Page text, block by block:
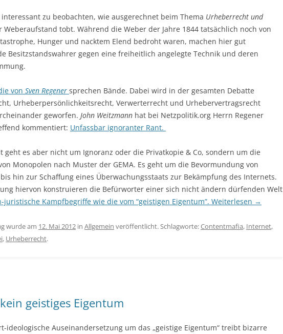
interessant zu beobachten, wie ausgerechnet beim Thema Urheberrecht und
Weberaufstand tobt. Während die Weber der Jahre 1844 tatsächlich noch von
Hunger und nacktem Elend bedroht waren, machen hier gut
Besitzstandswahrer gegen eine freiheitlich angelegte Technik und deren
von Sven Regener sprechen Bände. Dabei wird in der gesamten Debatte
Urheberpersönlichkeitsrecht, Verwerterrecht und Urhebervertragsrecht
geworfen. John Weitzmann hat bei Netzpolitik.org Herrn Regener
kommentiert: Unfassbar ignoranter Rant.
geht es aber nicht um Ignoranz oder die Privatkopie & Co, sondern um die
Monopolen nach Muster der GEMA. Es geht um die Bevormundung von
hin zur Schaffung eines Überwachungsstaats zur Bekämpfung des Internets.
hiervon konstruieren die Befürworter einer sich nicht ändern dürfenden Welt
juristische Kampfbegriffe wie die vom “geistigen Eigentum”. Weiterlesen →
wurde am 12. Mai 2012 in Allgemein veröffentlicht. Schlagworte:Contentmafia, Internet,
, Urheberrecht.
geistiges Eigentum
ideologische Auseinandersetzung um das „geistige Eigentum“ treibt bizarre